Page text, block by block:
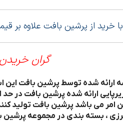
با خرید از پرشین بافت علاوه
گران
ارائه شده پرشین بافت در حد
می باشد پرشین بافت تولید
، بسته بندی در مجموعه